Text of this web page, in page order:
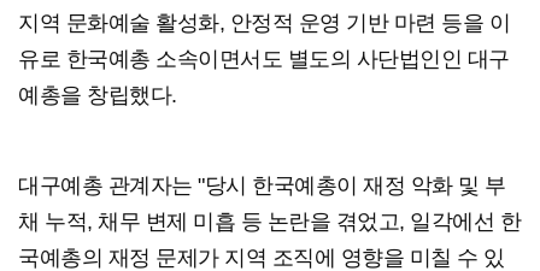
지역 문화예술 활성화, 안정적 운영 기반 마련 등을 이
유로 한국예총 소속이면서도 별도의 사단법인인 대구
예총을 창립했다.
대구예총 관계자는 "당시 한국예총이 재정 악화 및 부
채 누적, 채무 변제 미흡 등 논란을 겪었고, 일각에선 한
국예총의 재정 문제가 지역 조직에 영향을 미칠 수 있